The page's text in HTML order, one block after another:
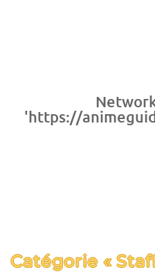
'https://
Catégorie «